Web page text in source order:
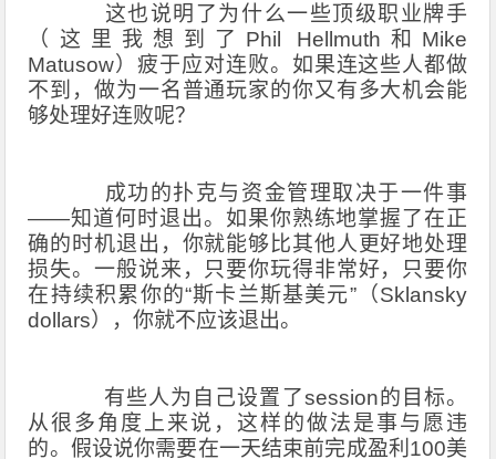
这也说明了为什么一些顶级职业牌手
（这里我想到了 Phil Hellmuth 和 Mike
Matusow）疲于应对连败。如果连这些人都做
不到，做为一名普通玩家的你又有多大机会能
够处理好连败呢？
成功的扑克与资金管理取决于一件事
——知道何时退出。如果你熟练地掌握了在正
确的时机退出，你就能够比其他人更好地处理
损失。一般说来，只要你玩得非常好，只要你
在持续积累你的“斯卡兰斯基美元”（Sklansky
dollars），你就不应该退出。
有些人为自己设置了session的目标。
从很多角度上来说，这样的做法是事与愿违
的。假设说你需要在一天结束前完成盈利 100美